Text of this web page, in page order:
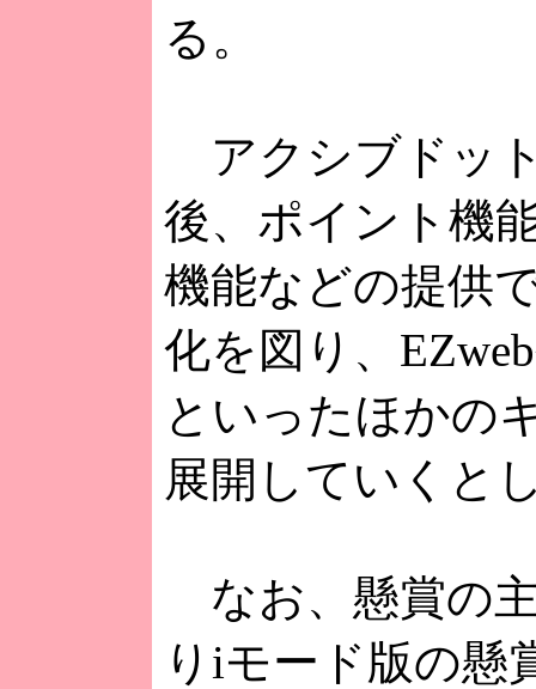
る。
アクシブドッ
後、ポイント機
機能などの提供
化を図り、
といったほかの
展開していくと
なお、懸賞の
りiモード版の懸